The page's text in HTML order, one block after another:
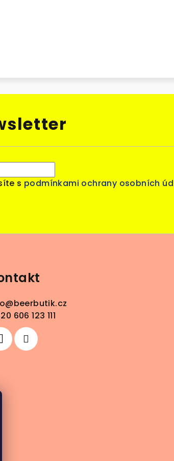
s podmínkami ochrany osobních
@beerbutik.cz
606 123 111